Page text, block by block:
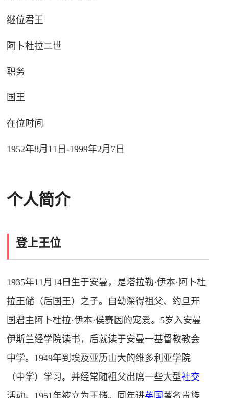
继位君王
阿卜杜拉二世
职务
国王
在位时间
1952年8月11日-1999年2月7日
个人简介
登上王位
1935年11月14日生于安曼，是塔拉勒·伊本·阿卜杜
拉王储（后国王）之子。自幼深得祖父、约旦开
国君主阿卜杜拉·伊本·侯赛因的宠爱。5岁入安曼
伊斯兰经学院读书，后就读于安曼一基督教教会
中学。1949年到埃及亚历山大的维多利亚学院
（中学）学习。并经常随祖父出席一些大型社交
活动。1951年被立为王储。同年进英国著名贵族